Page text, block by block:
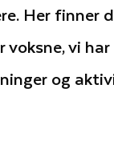
Her finner
vi
og